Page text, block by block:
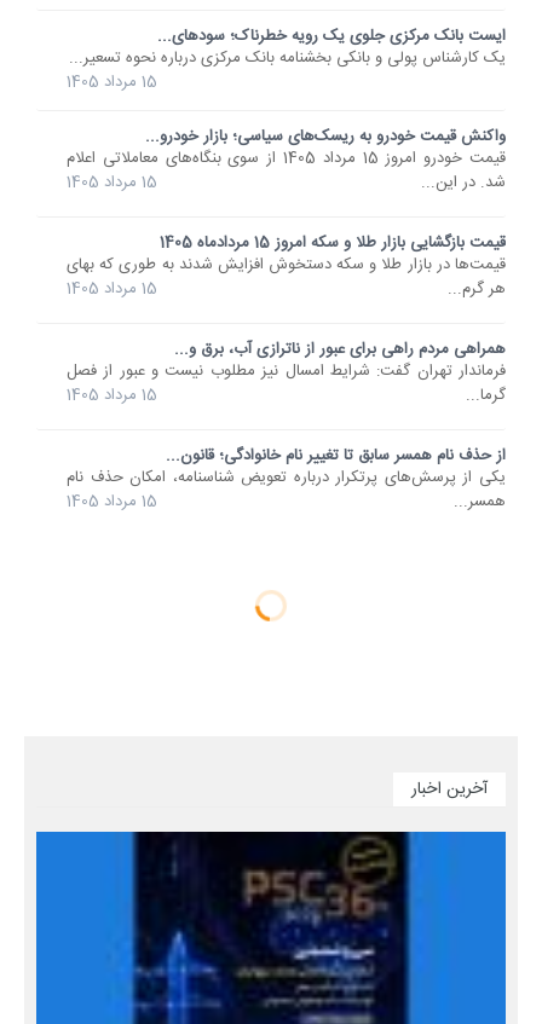
ایست بانک مرکزی جلوی یک رویه خطرناک؛ سودهای...
یک کارشناس پولی و بانکی بخشنامه بانک مرکزی درباره نحوه تسعیر...
15 مرداد 1405
واکنش قیمت خودرو به ریسک‌های سیاسی؛ بازار خودرو...
قیمت خودرو امروز 15 مرداد 1405 از سوی بنگاه‌های معاملاتی اعلام
شد. در این...
15 مرداد 1405
قیمت بازگشایی بازار طلا و سکه امروز 15 مردادماه 1405
قیمت‌ها در بازار طلا و سکه دستخوش افزایش شدند به طوری که بهای
هر گرم...
15 مرداد 1405
همراهی مردم راهی برای عبور از ناترازی آب، برق و...
فرماندار تهران گفت: شرایط امسال نیز مطلوب نیست و عبور از فصل
گرما...
15 مرداد 1405
از حذف نام همسر سابق تا تغییر نام خانوادگی؛ قانون...
یکی از پرسش‌های پرتکرار درباره تعویض شناسنامه، امکان حذف نام
همسر...
15 مرداد 1405
آخرین اخبار